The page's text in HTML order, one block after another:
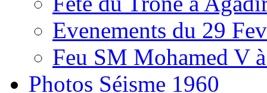
Evenements du 29
Feu SM Mohamed V
Photos Séisme 1960